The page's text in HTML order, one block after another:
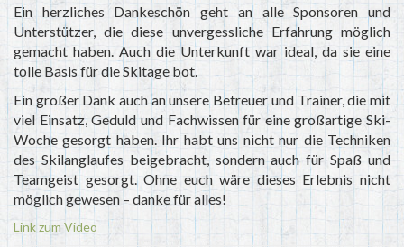
Ein herzliches Dankeschön geht an alle Sponsoren und
Unterstützer, die diese unvergessliche Erfahrung möglich
gemacht haben. Auch die Unterkunft war ideal, da sie eine
tolle Basis für die Skitage bot.
Ein großer Dank auch an unsere Betreuer und Trainer, die mit
viel Einsatz, Geduld und Fachwissen für eine großartige Ski-
Woche gesorgt haben. Ihr habt uns nicht nur die Techniken
des Skilanglaufes beigebracht, sondern auch für Spaß und
Teamgeist gesorgt. Ohne euch wäre dieses Erlebnis nicht
möglich gewesen – danke für alles!
Link zum Video